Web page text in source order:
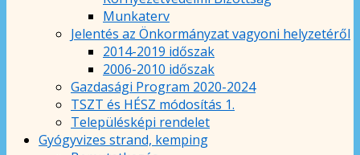
Munkaterv
Jelentés az Önkormányzat vagyoni helyzetéről
2014-2019 időszak
2006-2010 időszak
Gazdasági Program 2020-2024
TSZT és HÉSZ módosítás 1.
Településképi rendelet
Gyógyvizes strand, kemping